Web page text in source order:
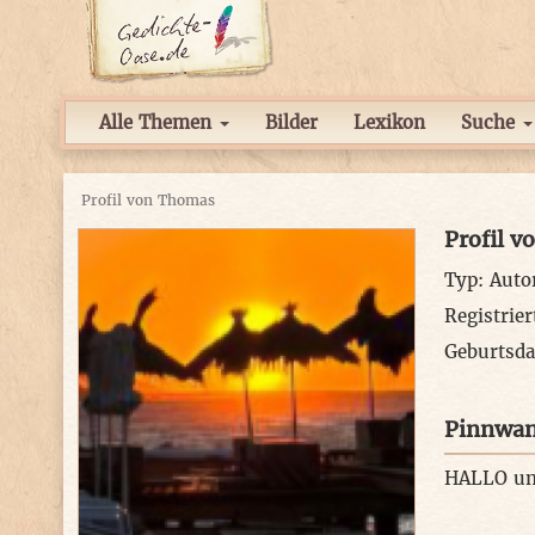
Alle Themen Bilder Lexikon Suche
Profil von Thomas
Profil
Typ:
HALLO